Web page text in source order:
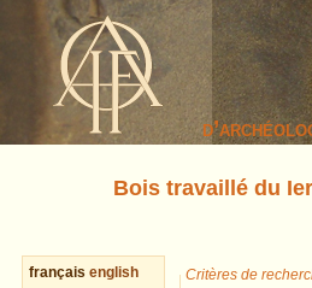
Bois travaillé du
français english
Critères de